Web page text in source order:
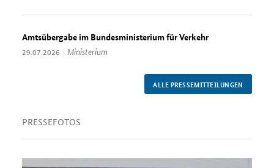
Amtsübergabe im Bundesministerium für Verkehr
Datum:
29.07.2026 Thema:
Ministerium
ALLE PRESSEMITTEILUNGEN
PRESSEFOTOS